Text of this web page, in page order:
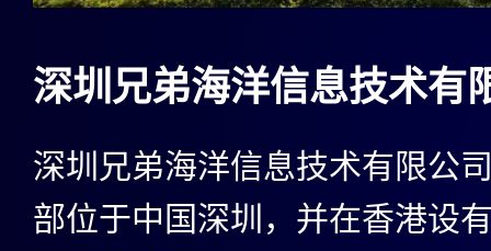
深圳兄弟海洋信息技术有
深圳兄弟海洋信息技术有限公
部位于中国深圳，并在香港设